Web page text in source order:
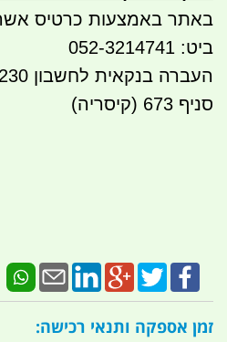
באתר באמצעות כרטיס
ביט: 052-3214741
סניף 673 (קיסריה)
זמן אספקה ותנאי רכישה: